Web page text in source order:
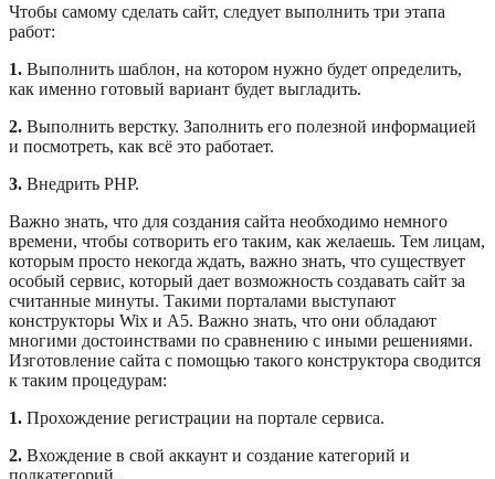
Чтобы самому сделать сайт, следует выполнить три этапа
работ:
1. Выполнить шаблон, на котором нужно будет определить,
как именно готовый вариант будет выгладить.
2. Выполнить верстку. Заполнить его полезной информацией
и посмотреть, как всё это работает.
3. Внедрить РНР.
Важно знать, что для создания сайта необходимо немного
времени, чтобы сотворить его таким, как желаешь. Тем лицам,
которым просто некогда ждать, важно знать, что существует
особый сервис, который дает возможность создавать сайт за
считанные минуты. Такими порталами выступают
конструкторы Wix и А5. Важно знать, что они обладают
многими достоинствами по сравнению с иными решениями.
Изготовление сайта с помощью такого конструктора сводится
к таким процедурам:
1. Прохождение регистрации на портале сервиса.
2. Вхождение в свой аккаунт и создание категорий и
подкатегорий.